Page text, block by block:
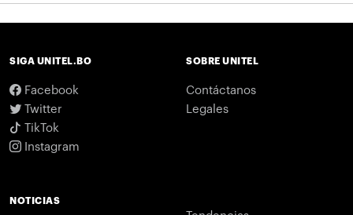
SIGA UNITEL.BO
Facebook
Twitter
TikTok
Instagram
SOBRE UNITEL
Contáctanos
Legales
NOTICIAS